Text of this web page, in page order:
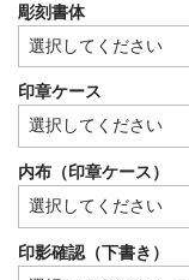
彫刻書体
印章ケース
内布（印章ケース）
印影確認（下書き）